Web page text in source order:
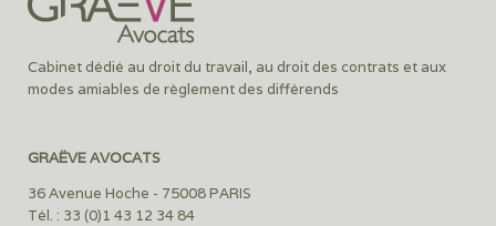
Cabinet dédié au droit du travail, au droit des contrats et aux
modes amiables de règlement des différends
GRAËVE AVOCATS
36 Avenue Hoche - 75008 PARIS
Tél. : 33 (0)1 43 12 34 84